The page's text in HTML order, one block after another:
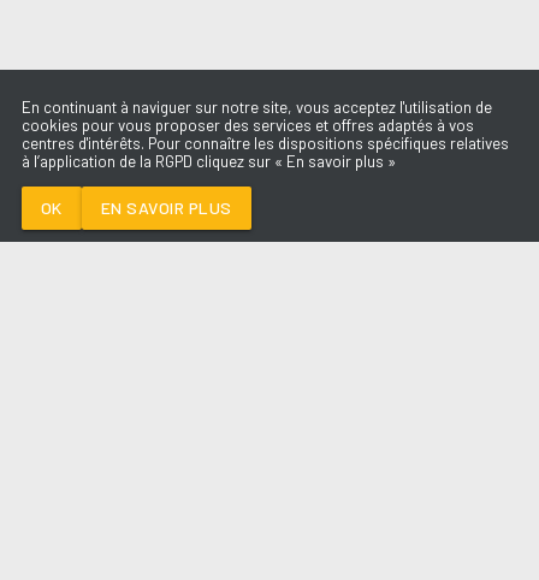
En continuant à naviguer sur notre site, vous acceptez l'utilisation de
cookies pour vous proposer des services et offres adaptés à vos
centres d'intérêts. Pour connaître les dispositions spécifiques relatives
à l’application de la RGPD cliquez sur « En savoir plus »
OK EN SAVOIR PLUS